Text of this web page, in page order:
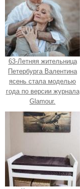
63-Летняя жительница
Петербурга Валентина
ясень стала моделью
года по версии журнала
Glamour.